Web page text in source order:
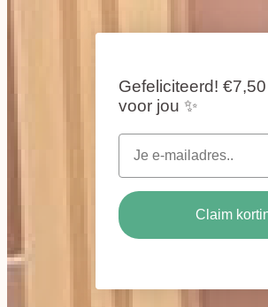
Gefeliciteerd!
voor jou ✨
Claim